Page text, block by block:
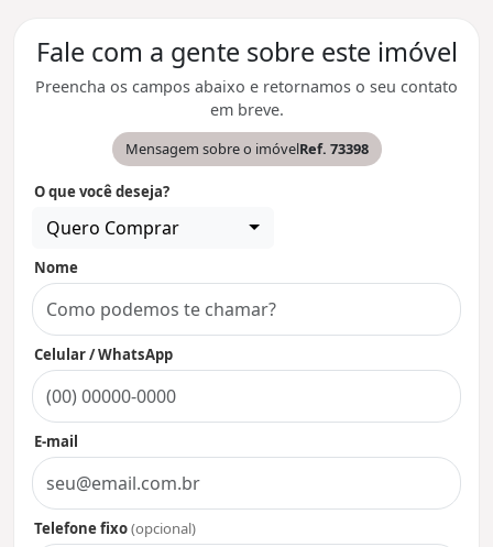
Fale com a gente sobre este imóvel
Preencha os campos abaixo e retornamos o seu contato
em breve.
Mensagem sobre o imóvelRef. 73398
O que você deseja?
Quero Comprar
Nome
Celular / WhatsApp
E-mail
Telefone fixo(opcional)